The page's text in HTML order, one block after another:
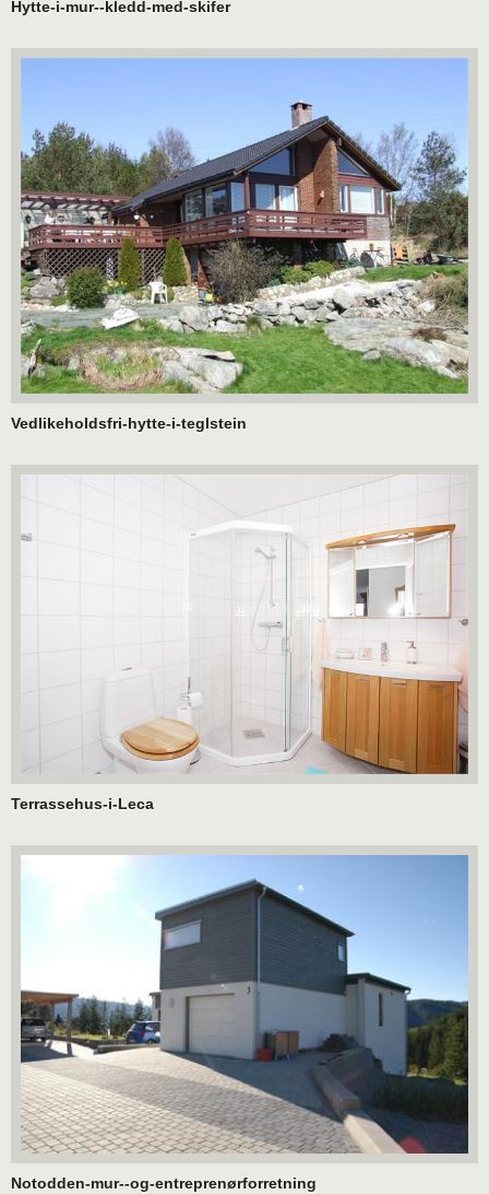
Hytte-i-mur--kledd-med-skifer
Vedlikeholdsfri-hytte-i-teglstein
Terrassehus-i-Leca
Notodden-mur--og-entreprenørforretning